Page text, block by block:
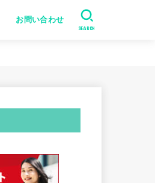
お問い合わせ
SEARCH